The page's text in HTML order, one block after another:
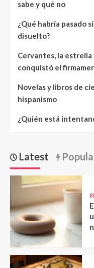
sabe y qué no
¿Qué habría pasado
disuelto?
Cervantes, la
conquistó el
Novelas y libros de
hispanismo
¿Quién está
Latest